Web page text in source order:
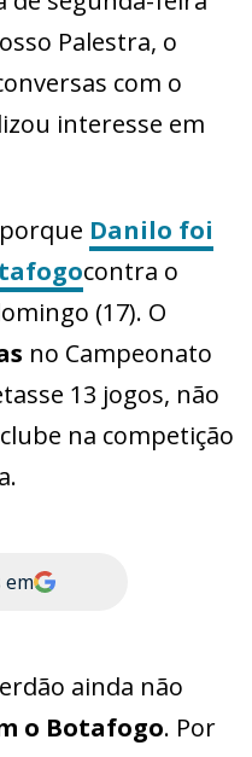
Palestra, o
com o
interesse em
Danilo foi
contra o
(17). O
no Campeonato
13 jogos, não
na competição
em
ainda não
o Botafogo. Por